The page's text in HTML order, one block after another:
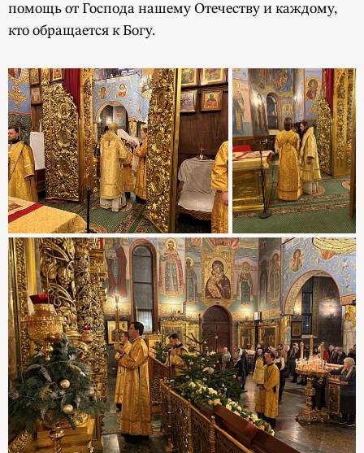
помощь от Господа нашему Отечеству и каждому,
кто обращается к Богу.